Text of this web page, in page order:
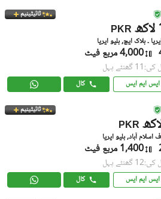
ٹائیٹینیم
PKR
۔ بلاک ایچ, بلیو ایریا
4,000 مربع فیٹ
پہل
ایس ایم ایس کال
ٹائیٹینیم
PKR
اسلام آباد, بلیو ایریا
1,400 مربع فیٹ
پہل
ایس ایم ایس کال